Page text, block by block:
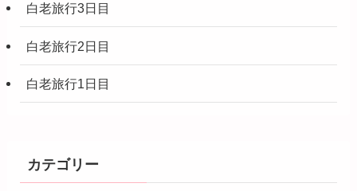
白老旅行3日目
白老旅行2日目
白老旅行1日目
カテゴリー